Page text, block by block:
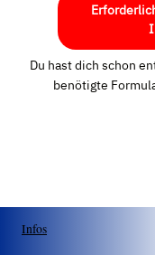
Du hast dich schon
benötigte
Infos